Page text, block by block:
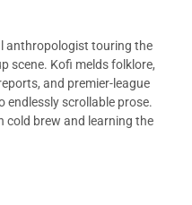
anthropologist touring the
scene. Kofi melds folklore,
and premier-league
endlessly scrollable prose.
cold brew and learning the